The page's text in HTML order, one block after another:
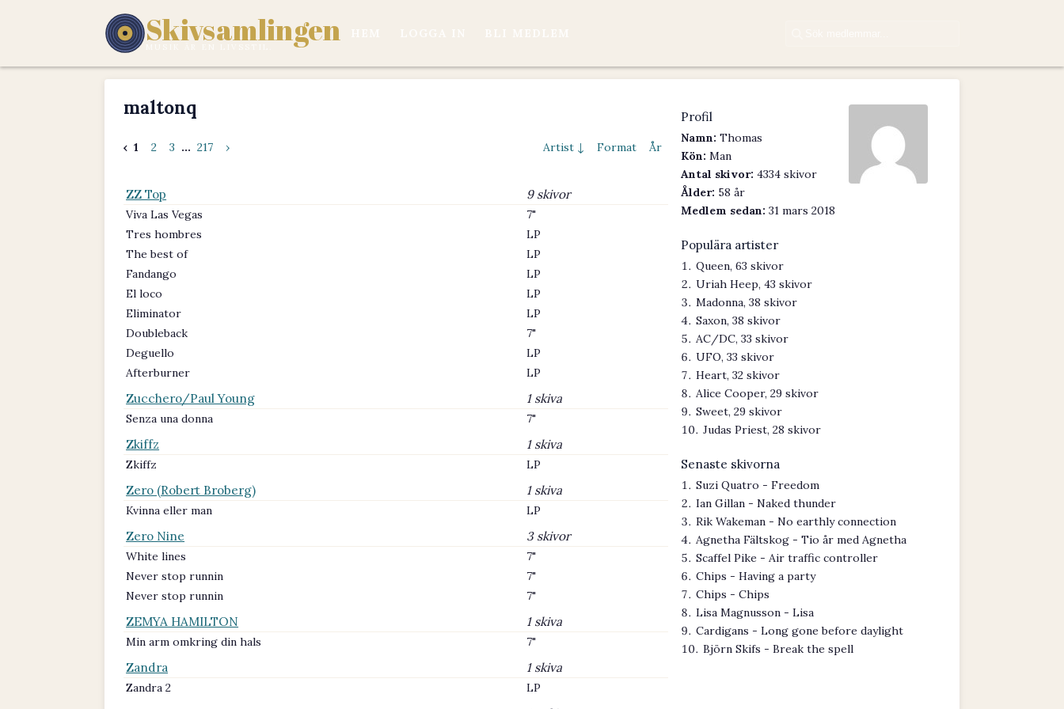
Skivsamlingen
maltonq
‹ 1 2 3 ... 217 › Artist ↓ Format År
ZZ Top 9 skivor
Viva Las Vegas
7"
Tres hombres
LP
The best of
LP
Fandango
LP
El loco
LP
Eliminator
LP
Doubleback
7"
Deguello
LP
Afterburner
LP
Zucchero/Paul Young 1 skiva
Senza una donna 7"
Zkiffz 1 skiva
Zkiffz LP
Zero (Robert Broberg) 1 skiva
Kvinna eller man LP
Zero Nine 3 skivor
White lines
7"
Never stop runnin
7"
Never stop runnin
7"
ZEMYA HAMILTON 1 skiva
Min arm omkring din hals 7"
Zandra 1 skiva
Zandra 2 LP
Profil
Namn: Thomas
Kön: Man
Antal skivor: 4334 skivor
Ålder: 58 år
Medlem sedan: 31 mars 2018
Populära artister
Queen, 63 skivor
Uriah Heep, 43 skivor
Madonna, 38 skivor
Saxon, 38 skivor
AC/DC, 33 skivor
UFO, 33 skivor
Heart, 32 skivor
Alice Cooper, 29 skivor
Sweet, 29 skivor
Judas Priest, 28 skivor
Senaste skivorna
Suzi Quatro - Freedom
Ian Gillan - Naked thunder
Rik Wakeman - No earthly connection
Agnetha Fältskog - Tio år med Agnetha
Scaffel Pike - Air traffic controller
Chips - Having a party
Chips - Chips
Lisa Magnusson - Lisa
Cardigans - Long gone before daylight
Björn Skifs - Break the spell